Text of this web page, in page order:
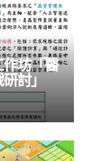
坊「醫
討」